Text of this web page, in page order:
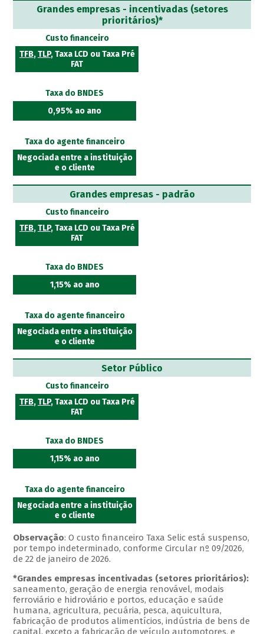
Grandes empresas - incentivadas (setores
prioritários)*
Custo financeiro
TFB,TLP, Taxa LCD ou Taxa Pré
FAT
Taxa do BNDES
0,95% ao ano
Taxa do agente financeiro
Negociada entre a instituição
e o cliente
Grandes empresas - padrão
Custo financeiro
TFB,TLP, Taxa LCD ou Taxa Pré
FAT
Taxa do BNDES
1,15% ao ano
Taxa do agente financeiro
Negociada entre a instituição
e o cliente
Setor Público
Custo financeiro
TFB,TLP, Taxa LCD ou Taxa Pré
FAT
Taxa do BNDES
1,15% ao ano
Taxa do agente financeiro
Negociada entre a instituição
e o cliente
Observação: O custo financeiro Taxa Selic está suspenso,
por tempo indeterminado, conforme Circular nº 09/2026,
de 22 de janeiro de 2026.
*Grandes empresas incentivadas (setores prioritários):
saneamento, geração de energia renovável, modais
ferroviário e hidroviário e portos, educação e saúde
humana, agricultura, pecuária, pesca, aquicultura,
fabricação de produtos alimentícios, indústria de bens de